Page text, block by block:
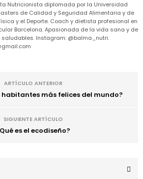
Nutricionista diplomada por la Universidad
de Calidad y Seguridad Alimentaria y de
y el Deporte. Coach y dietista profesional en
Barcelona. Apasionada de la vida sana y de
Instagram: @balma_nutri.
ARTÍCULO ANTERIOR
habitantes más felices del mundo?
SIGUIENTE ARTÍCULO
es el ecodiseño?